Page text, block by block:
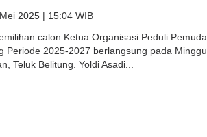
2025 | 15:04 WIB
calon Ketua Organisasi Peduli Pemuda
Periode 2025-2027 berlangsung pada Minggu
Teluk Belitung. Yoldi Asadi...